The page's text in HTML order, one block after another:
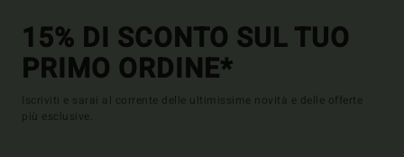
15% DI SCONTO SUL TUO
PRIMO ORDINE*
Iscriviti e sarai al corrente delle ultimissime novità e delle offerte
più esclusive.